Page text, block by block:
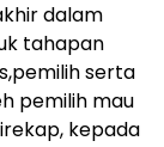
dalam
tahapan
serta
pemilih mau
kepada